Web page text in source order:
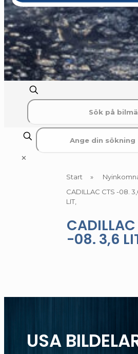
✕
Start »
CADILLAC CTS -08.
LIT,
-08. 3,6
USA